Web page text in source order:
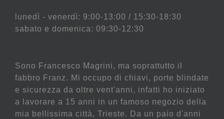
lunedì - venerdì: 9:00-13:00 / 15:30-18:30
sabato e domenica: 09:30-12:30
Sono Francesco Magrini, ma soprattutto il
fabbro Franz. Mi occupo di chiavi, porte blindate
e sicurezza da oltre vent'anni, infatti ho iniziato
a lavorare a 15 anni in un famoso negozio della
mia bellissima città, Trieste. Da un paio d'anni